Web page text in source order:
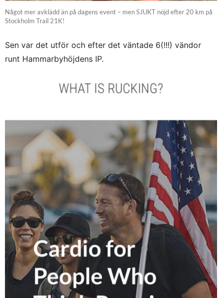
Något mer avklädd än på dagens event – men SJUKT nöjd efter 20 km på
Stockholm Trail 21K!
Sen var det utför och efter det väntade 6(!!!) vändor
runt Hammarbyhöjdens IP.